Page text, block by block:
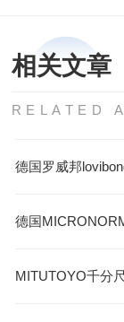
相关文章
RELATED